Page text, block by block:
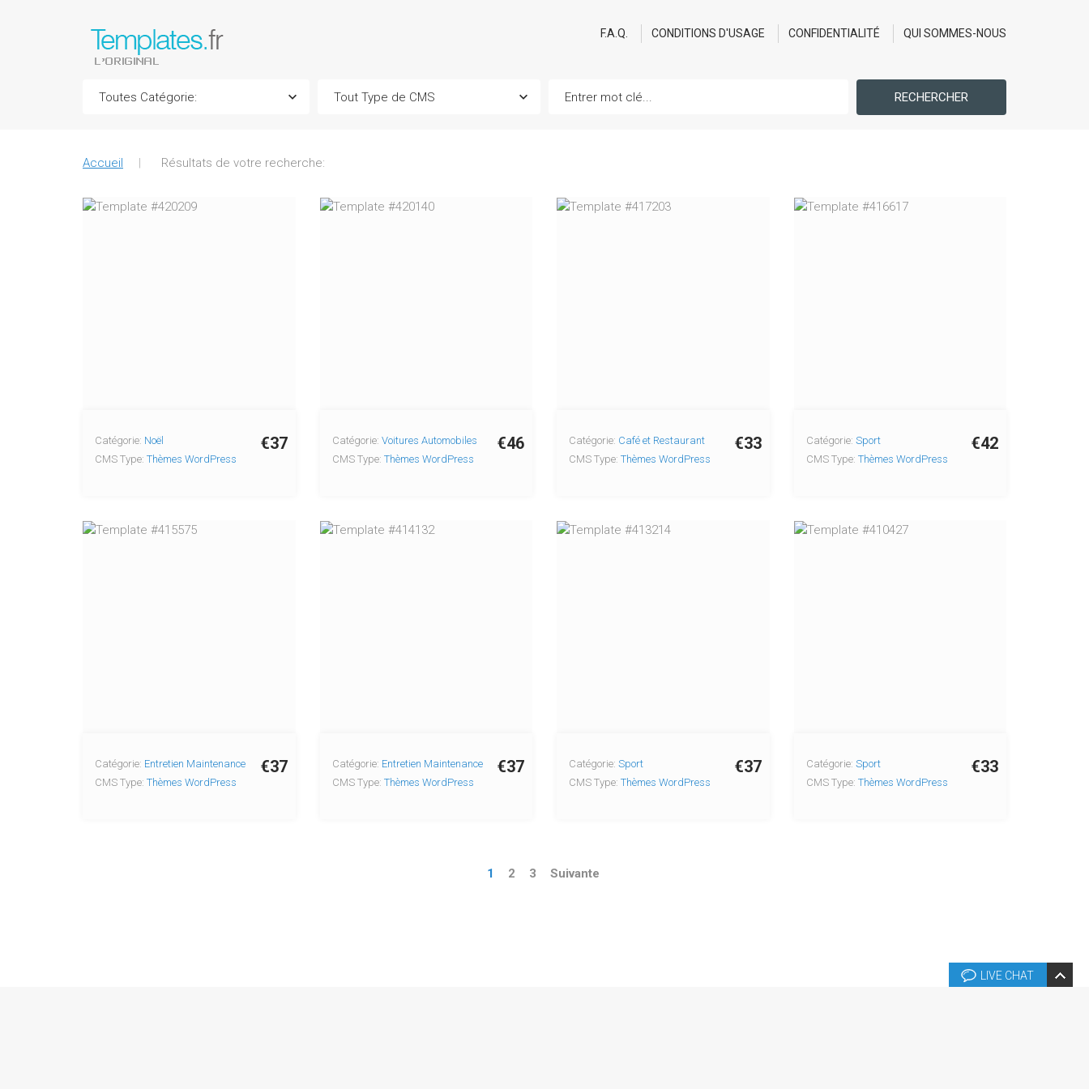
F.A.Q. CONDITIONS D'USAGE CONFIDENTIALITÉ QUI SOMMES-NOUS
RECHERCHER
Accueil Résultats de votre recherche:
€37
Catégorie: Noël
CMS Type: Thèmes WordPress
€46
Catégorie: Voitures Automobiles
CMS Type: Thèmes WordPress
€33
Catégorie: Café et Restaurant
CMS Type: Thèmes WordPress
€42
Catégorie: Sport
CMS Type: Thèmes WordPress
€37
Catégorie: Entretien Maintenance
CMS Type: Thèmes WordPress
€37
Catégorie: Entretien Maintenance
CMS Type: Thèmes WordPress
€37
Catégorie: Sport
CMS Type: Thèmes WordPress
€33
Catégorie: Sport
CMS Type: Thèmes WordPress
1 2 3 Suivante
LIVE CHAT